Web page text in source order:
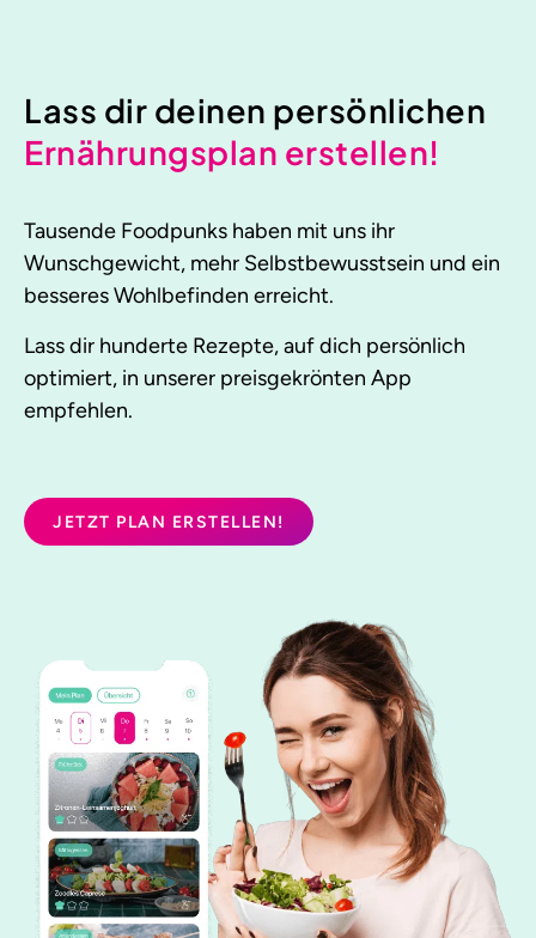
Lass dir deinen persönlichen
Ernährungsplan erstellen!
Tausende Foodpunks haben mit uns ihr
Wunschgewicht, mehr Selbstbewusstsein und ein
besseres Wohlbefinden erreicht.
Lass dir hunderte Rezepte, auf dich persönlich
optimiert, in unserer preisgekrönten App
empfehlen.
JETZT PLAN ERSTELLEN!